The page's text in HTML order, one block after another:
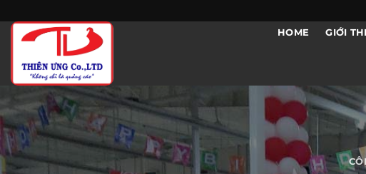
to
content
HOME GIỚI